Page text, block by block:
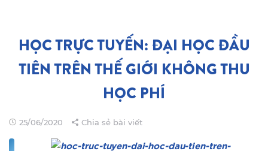
HỌC TRỰC TUYẾN: ĐẠI HỌC ĐẦU
TIÊN TRÊN THẾ GIỚI KHÔNG THU
HỌC PHÍ
25/06/2020 Chia sẻ bài viết